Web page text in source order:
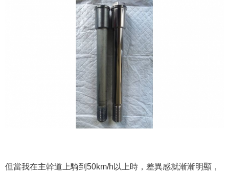
但當我在主幹道上騎到50km/h以上時，差異感就漸漸明顯，